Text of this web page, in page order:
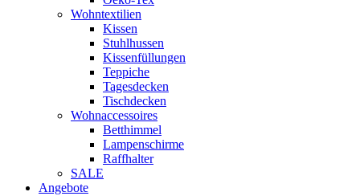
Wohntextilien
Kissen
Stuhlhussen
Kissenfüllungen
Teppiche
Tagesdecken
Tischdecken
Wohnaccessoires
Betthimmel
Lampenschirme
Raffhalter
SALE
Angebote